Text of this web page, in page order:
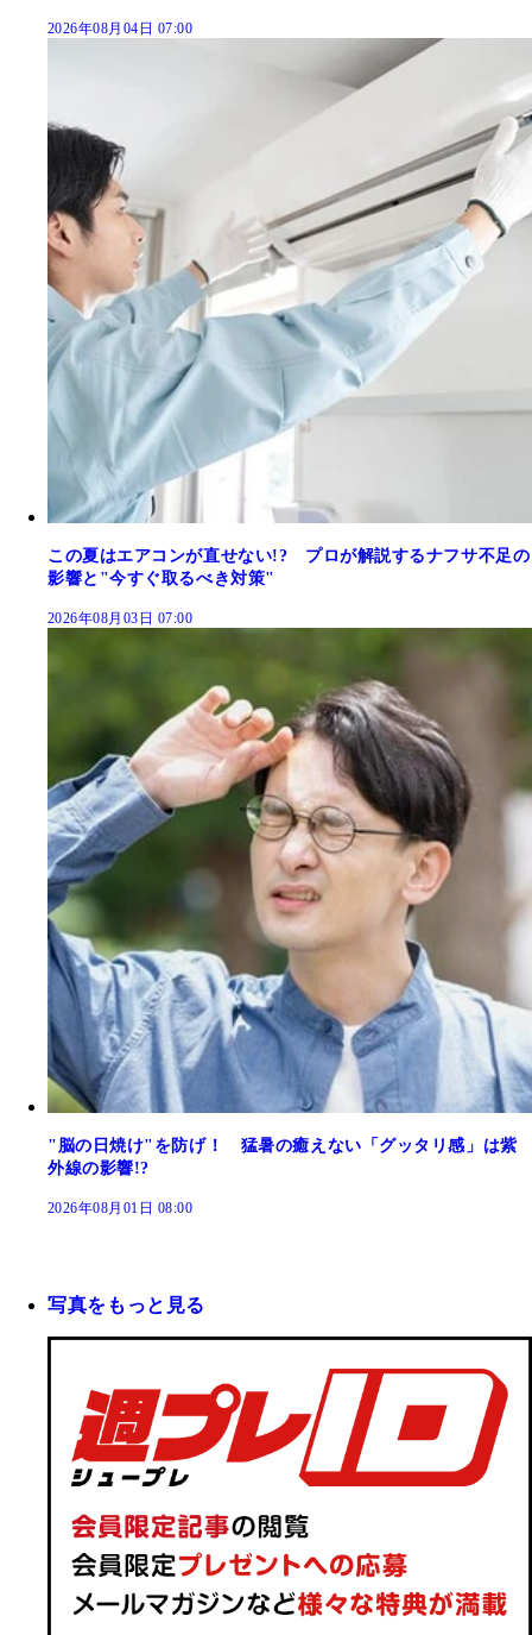
2026年08月04日 07:00
この夏はエアコンが直せない!? プロが解説するナフサ不足の
影響と"今すぐ取るべき対策"
2026年08月03日 07:00
"脳の日焼け"を防げ！ 猛暑の癒えない「グッタリ感」は紫
外線の影響!?
2026年08月01日 08:00
写真をもっと見る